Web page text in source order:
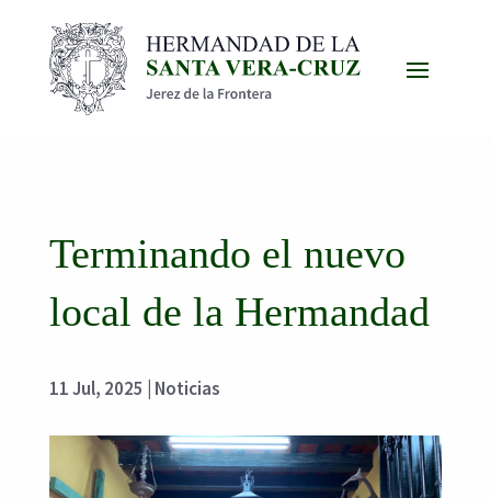
Terminando el nuevo
local de la Hermandad
11 Jul, 2025 Noticias